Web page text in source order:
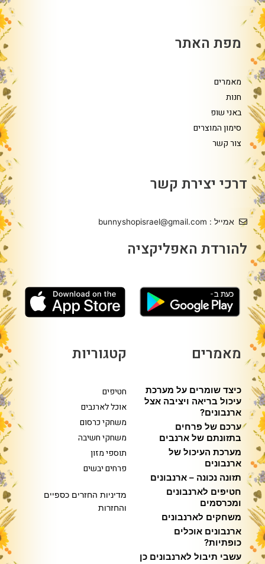
קטגוריות
חטיפים
אוכל לארנבים
משחקי כרסום
משחקי חשיבה
תוספי מזון
פרחים יבשים
מדיניות החזרים כספיים
והחזרות
מאמרים
כיצד שומרים על מערכת
עיכול בריאה ויציבה אצל
ארנבונים?
ערכם של פרחים
בתזונתם של ארנבים
מערכת העיכול של
ארנבונים
תזונה נכונה – ארנבונים
חטיפים לארנבונים
ומכרסמים
משחקים לארנבונים
ארנבונים אוכלים
כופתיות?
עשבי תיבול לארנבונים כן
דרכי יצירת קשר
אמייל : bunnyshopisrael@gmail.com
להורדת האפליקציה
מפת האתר
מאמרים
חנות
באני שופ
סימון המוצרים
צור קשר